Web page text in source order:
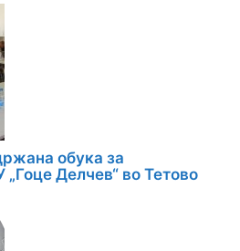
обука за
„Гоце Делчев“ во Тетово